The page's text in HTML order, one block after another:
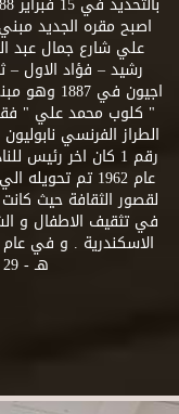
اصبح مقره الجديد
علي شارع جمال عبد
رشيد – فؤاد الاول –
اجيون في
" كلوب محمد علي "
الطراز الفرنسي
رقم 1 كان اخر
عام 1962 تم
لقصور الثقافة حيث
في تثقيف الاطفال و
هـ - 29 اكتوبر2001 تم افتتاح المركز